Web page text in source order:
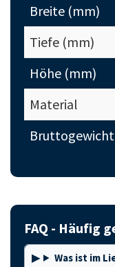
Breite (mm)
Tiefe (mm)
Höhe (mm)
Material
FAQ - Häufig
Was ist im